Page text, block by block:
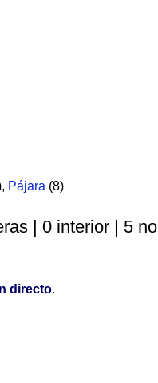
, Pájara (8)
| 0 interior | 5 no
directo.